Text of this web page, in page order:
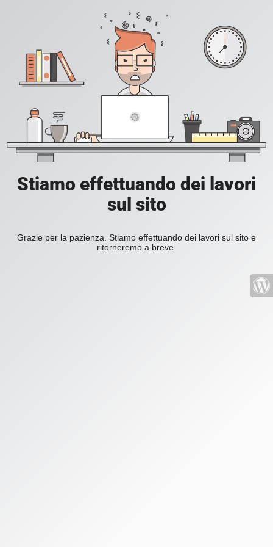
Stiamo effettuando dei lavori
sul sito
Grazie per la pazienza. Stiamo effettuando dei lavori sul sito e
ritorneremo a breve.